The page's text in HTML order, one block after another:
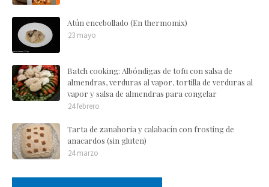
Atún encebollado (En thermomix)
23 mayo
Batch cooking: Albóndigas de tofu con salsa de
almendras, verduras al vapor, tortilla de verduras al
vapor y salsa de almendras para congelar
24 febrero
Tarta de zanahoria y calabacín con frosting de
anacardos (sin gluten)
24 marzo